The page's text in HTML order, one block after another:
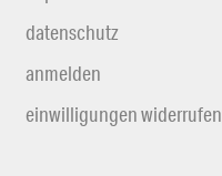
datenschutz
anmelden
einwilligungen widerrufen